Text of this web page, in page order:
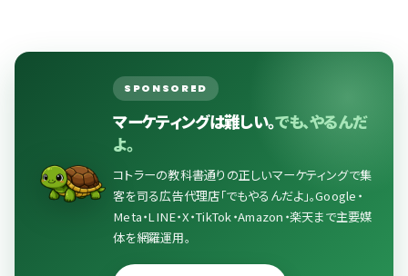
SPONSORED
マーケティングは難しい。でも、やるんだ
よ。
コトラーの教科書通りの正しいマーケティングで集
客を司る広告代理店「でもやるんだよ」。Google・
Meta・LINE・X・TikTok・Amazon・楽天まで主要媒
体を網羅運用。